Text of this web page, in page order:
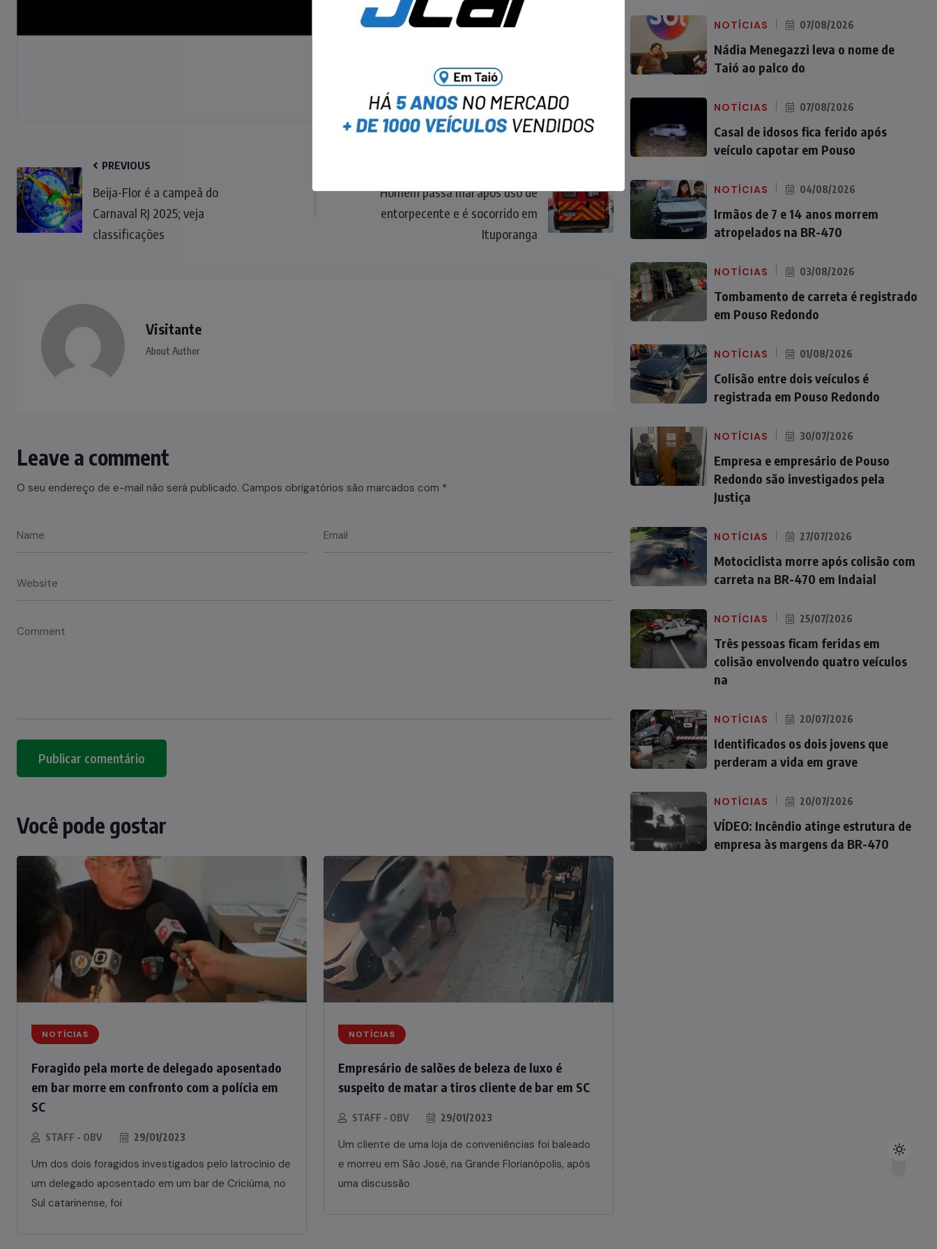
PREVIOUS
Beija-Flor é a campeã do
Carnaval RJ 2025; veja
classificações
Homem passa mal após uso de
entorpecente e é socorrido em
Ituporanga
Visitante
About Author
Leave a comment
O seu endereço de e-mail não será publicado. Campos obrigatórios são marcados com *
Você pode gostar
NOTÍCIAS
Foragido pela morte de delegado aposentado
em bar morre em confronto com a polícia em
SC
STAFF - OBV 29/01/2023
Um dos dois foragidos investigados pelo latrocínio de
um delegado aposentado em um bar de Criciúma, no
Sul catarinense, foi
NOTÍCIAS
Empresário de salões de beleza de luxo é
suspeito de matar a tiros cliente de bar em SC
STAFF - OBV 29/01/2023
Um cliente de uma loja de conveniências foi baleado
e morreu em São José, na Grande Florianópolis, após
uma discussão
NOTÍCIAS 07/08/2026
Nádia Menegazzi leva o nome de
Taió ao palco do
NOTÍCIAS 07/08/2026
Casal de idosos fica ferido após
veículo capotar em Pouso
NOTÍCIAS 04/08/2026
Irmãos de 7 e 14 anos morrem
atropelados na BR-470
NOTÍCIAS 03/08/2026
Tombamento de carreta é registrado
em Pouso Redondo
NOTÍCIAS 01/08/2026
Colisão entre dois veículos é
registrada em Pouso Redondo
NOTÍCIAS 30/07/2026
Empresa e empresário de Pouso
Redondo são investigados pela
Justiça
NOTÍCIAS 27/07/2026
Motociclista morre após colisão com
carreta na BR-470 em Indaial
NOTÍCIAS 25/07/2026
Três pessoas ficam feridas em
colisão envolvendo quatro veículos
na
NOTÍCIAS 20/07/2026
Identificados os dois jovens que
perderam a vida em grave
NOTÍCIAS 20/07/2026
VÍDEO: Incêndio atinge estrutura de
empresa às margens da BR-470